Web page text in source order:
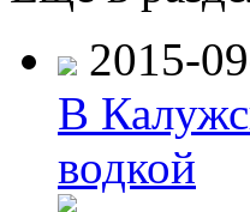
2015-
В
водкой